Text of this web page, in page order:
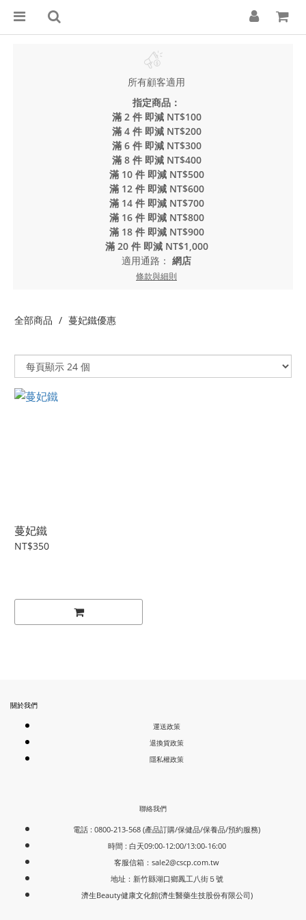
所有顧客適用
指定商品：
滿 2 件 即減 NT$100
滿 4 件 即減 NT$200
滿 6 件 即減 NT$300
滿 8 件 即減 NT$400
滿 10 件 即減 NT$500
滿 12 件 即減 NT$600
滿 14 件 即減 NT$700
滿 16 件 即減 NT$800
滿 18 件 即減 NT$900
滿 20 件 即減 NT$1,000
適用通路： 網店
條款與細則
全部商品 蔓妃鐵優惠
蔓妃鐵
NT$350
關於我們
運送政策
退換貨政策
隱私權政策
聯絡我們
電話 : 0800-213-568 (產品訂購/保健品/保養品/預約服務)
時間 : 白天09:00-12:00/13:00-16:00
客服信箱： sale2@cscp.com.tw
地址：新竹縣湖口鄉鳳工八街５號
濟生Beauty健康文化館(濟生醫藥生技股份有限公司)